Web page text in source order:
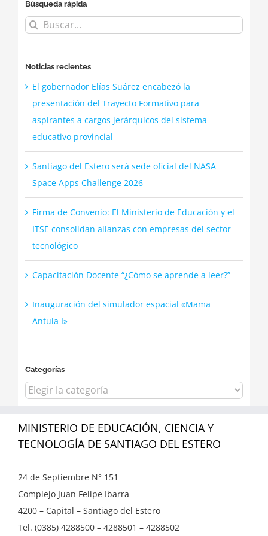
Búsqueda rápida
Buscar:
Noticias recientes
El gobernador Elías Suárez encabezó la
presentación del Trayecto Formativo para
aspirantes a cargos jerárquicos del sistema
educativo provincial
Santiago del Estero será sede oficial del NASA
Space Apps Challenge 2026
Firma de Convenio: El Ministerio de Educación y el
ITSE consolidan alianzas con empresas del sector
tecnológico
Capacitación Docente “¿Cómo se aprende a leer?”
Inauguración del simulador espacial «Mama
Antula I»
Categorías
Categorías
MINISTERIO DE EDUCACIÓN, CIENCIA Y
TECNOLOGÍA DE SANTIAGO DEL ESTERO
24 de Septiembre N° 151
Complejo Juan Felipe Ibarra
4200 – Capital – Santiago del Estero
Tel. (0385) 4288500 – 4288501 – 4288502